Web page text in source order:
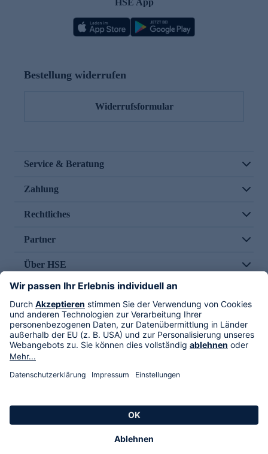
HSE App
Bestellung widerrufen
Widerrufsformular
Service & Beratung
Zahlung
Rechtliches
Partner
Über HSE
Im TV
HSE International